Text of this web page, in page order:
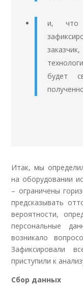
и, что
будет
Итак, мы
на оборудовании
– ограничены
предсказывать
вероятности,
персональные
возникало
Зафиксировали
приступили к
Сбор данных